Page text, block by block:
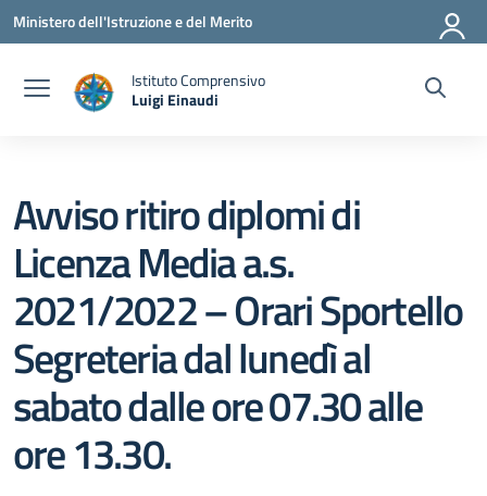
Vai ai contenuti
Vai al menu di navigazione
Vai al footer
Ministero dell'Istruzione e del Merito
Istituto Comprensivo
Luigi Einaudi
— Visita la pagina iniziale della scuola
Avviso ritiro diplomi di
Licenza Media a.s.
2021/2022 – Orari Sportello
Segreteria dal lunedì al
sabato dalle ore 07.30 alle
ore 13.30.